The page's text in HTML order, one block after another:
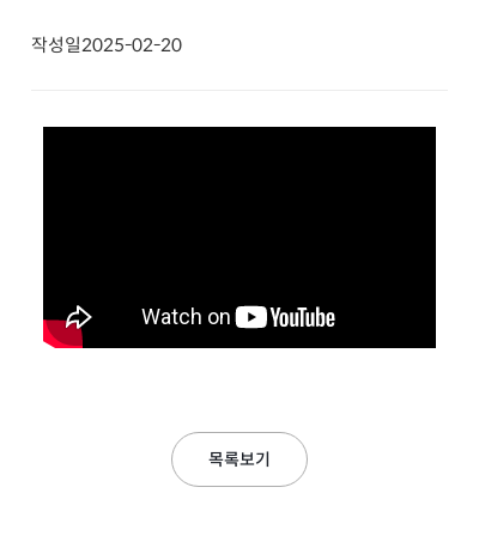
작성일2025-02-20
목록보기